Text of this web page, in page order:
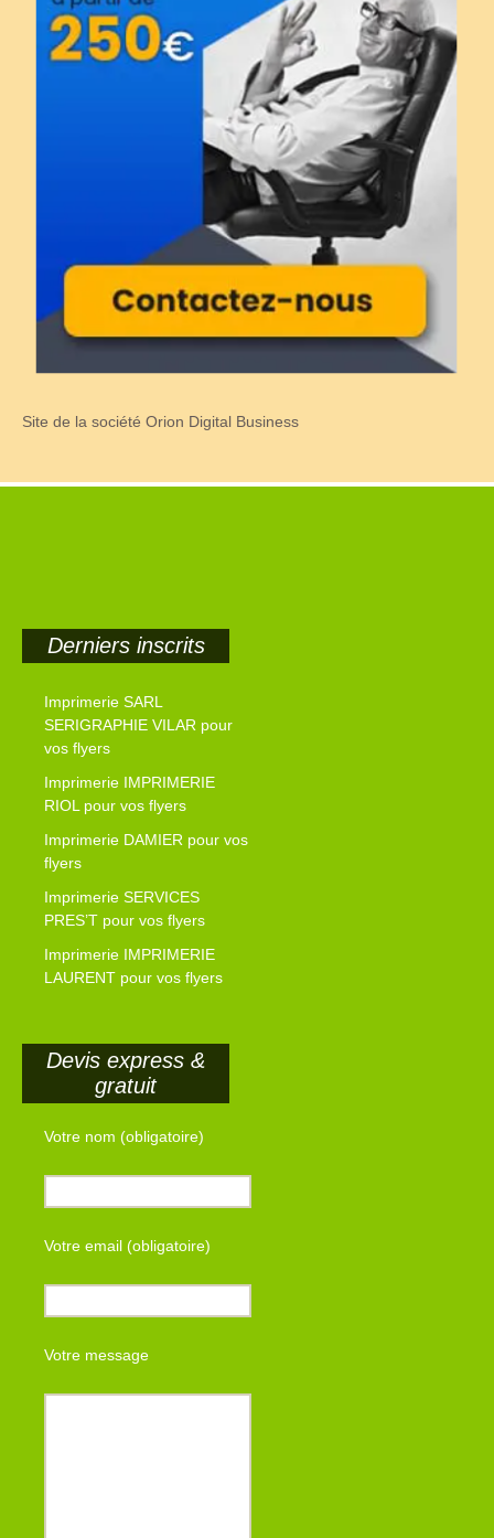
Site de la société Orion Digital Business
Derniers inscrits
Imprimerie SARL
SERIGRAPHIE VILAR pour
vos flyers
Imprimerie IMPRIMERIE
RIOL pour vos flyers
Imprimerie DAMIER pour vos
flyers
Imprimerie SERVICES
PRES’T pour vos flyers
Imprimerie IMPRIMERIE
LAURENT pour vos flyers
Devis express &
gratuit
Votre nom (obligatoire)
Votre email (obligatoire)
Votre message